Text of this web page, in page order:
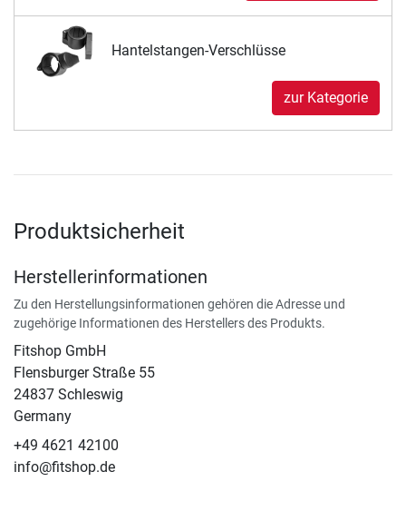
Hantelstangen-Verschlüsse
zur Kategorie
Produktsicherheit
Herstellerinformationen
Zu den Herstellungsinformationen gehören die Adresse und
zugehörige Informationen des Herstellers des Produkts.
Fitshop GmbH
Flensburger Straße 55
24837 Schleswig
Germany
+49 4621 42100
info@fitshop.de